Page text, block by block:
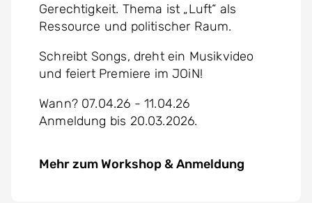
Gerechtigkeit. Thema ist „Luft“ als
Ressource und politischer Raum.
Schreibt Songs, dreht ein Musikvideo
und feiert Premiere im JOiN!
Wann? 07.04.26 - 11.04.26
Anmeldung bis 20.03.2026.
Mehr zum Workshop & Anmeldung